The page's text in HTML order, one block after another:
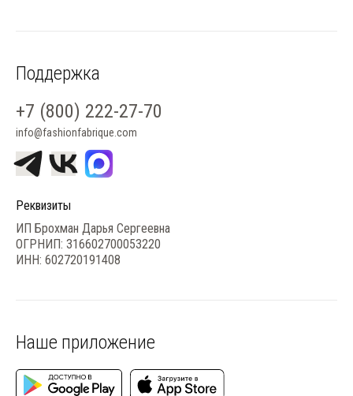
Наше приложение
Поддержка
+7 (800) 222-27-70
info@fashionfabrique.com
Реквизиты
ИП Брохман Дарья Сергеевна
ОГРНИП: 316602700053220
ИНН: 602720191408